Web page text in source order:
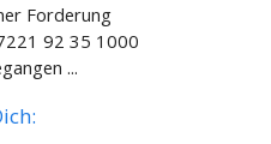
Forderung
92 35 1000
...